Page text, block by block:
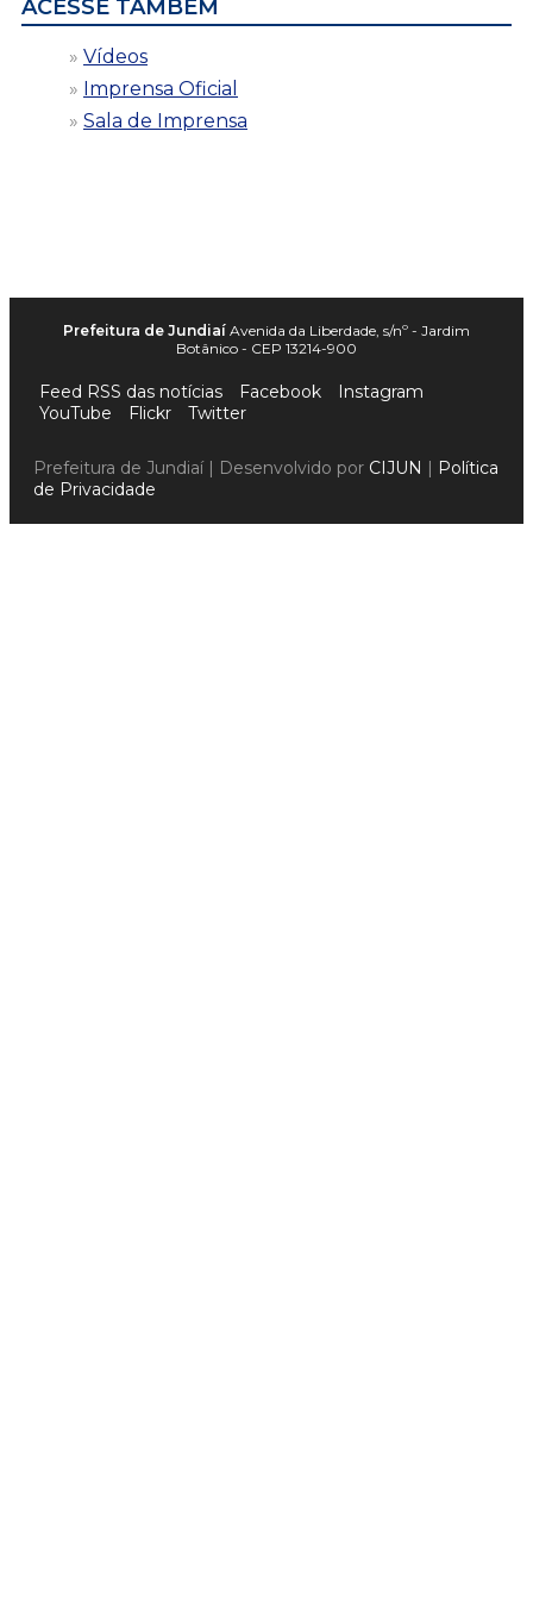
ACESSE TAMBÉM
Vídeos
Imprensa Oficial
Sala de Imprensa
Prefeitura de Jundiaí Avenida da Liberdade, s/nº - Jardim
Botânico - CEP 13214-900
Feed RSS das notícias Facebook
Instagram
YouTube
Flickr Twitter
Prefeitura de Jundiaí | Desenvolvido por CIJUN | Política
de Privacidade